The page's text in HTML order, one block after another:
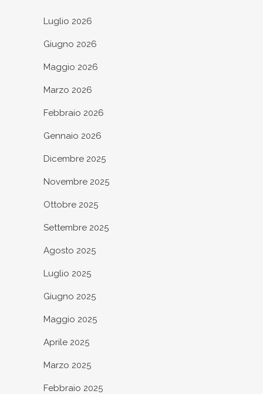
Luglio 2026
Giugno 2026
Maggio 2026
Marzo 2026
Febbraio 2026
Gennaio 2026
Dicembre 2025
Novembre 2025
Ottobre 2025
Settembre 2025
Agosto 2025
Luglio 2025
Giugno 2025
Maggio 2025
Aprile 2025
Marzo 2025
Febbraio 2025